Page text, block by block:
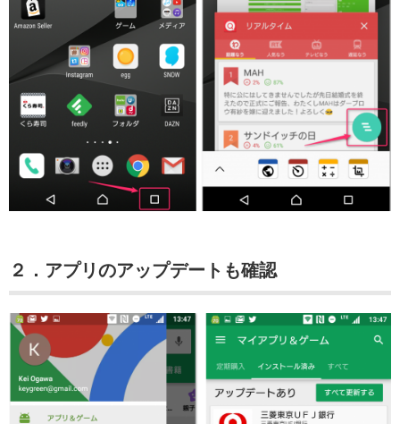
２．アプリのアップデートも確認